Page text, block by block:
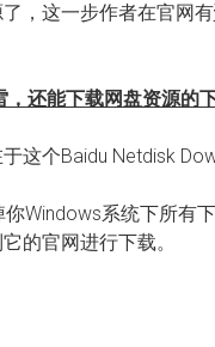
，这一步作者在官网有
这个Baidu Netdisk
Windows系统下所有
的官网进行下载。